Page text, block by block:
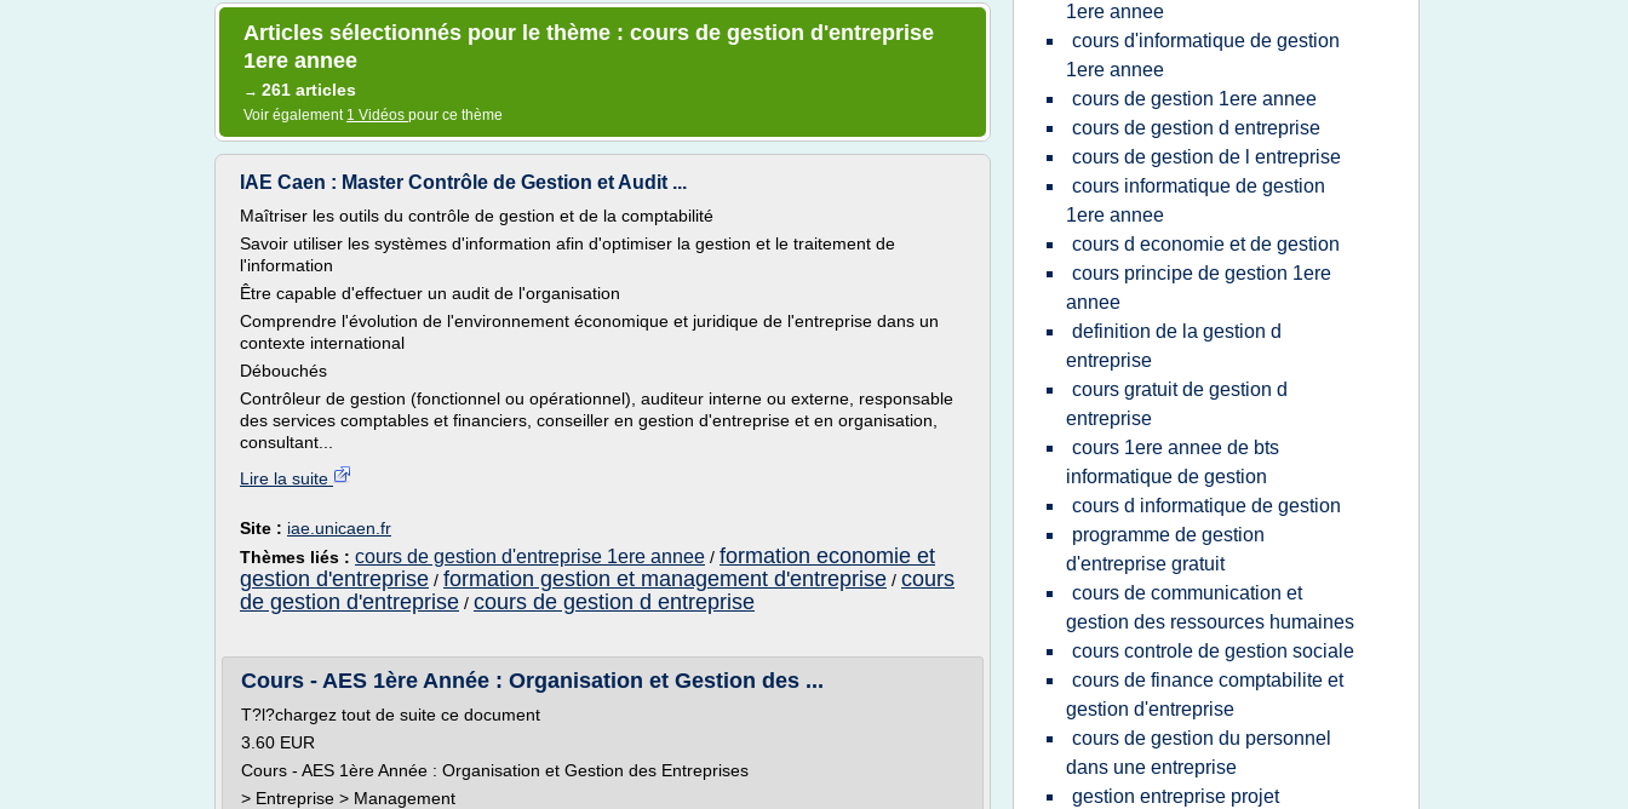
Articles sélectionnés pour le thème : cours de gestion d'entreprise
1ere annee
→ 261 articles
Voir également 1 Vidéos pour ce thème
IAE Caen : Master Contrôle de Gestion et Audit ...
Maîtriser les outils du contrôle de gestion et de la comptabilité
Savoir utiliser les systèmes d'information afin d'optimiser la gestion et le traitement de
l'information
Être capable d'effectuer un audit de l'organisation
Comprendre l'évolution de l'environnement économique et juridique de l'entreprise dans un
contexte international
Débouchés
Contrôleur de gestion (fonctionnel ou opérationnel), auditeur interne ou externe, responsable
des services comptables et financiers, conseiller en gestion d'entreprise et en organisation,
consultant...
Lire la suite
Site : iae.unicaen.fr
Thèmes liés : cours de gestion d'entreprise 1ere annee / formation economie et
gestion d'entreprise / formation gestion et management d'entreprise / cours
de gestion d'entreprise / cours de gestion d entreprise
Cours - AES 1ère Année : Organisation et Gestion des ...
T?l?chargez tout de suite ce document
3.60 EUR
Cours - AES 1ère Année : Organisation et Gestion des Entreprises
> Entreprise > Management
1ere annee
cours d'informatique de gestion
1ere annee
cours de gestion 1ere annee
cours de gestion d entreprise
cours de gestion de l entreprise
cours informatique de gestion
1ere annee
cours d economie et de gestion
cours principe de gestion 1ere
annee
definition de la gestion d
entreprise
cours gratuit de gestion d
entreprise
cours 1ere annee de bts
informatique de gestion
cours d informatique de gestion
programme de gestion
d'entreprise gratuit
cours de communication et
gestion des ressources humaines
cours controle de gestion sociale
cours de finance comptabilite et
gestion d'entreprise
cours de gestion du personnel
dans une entreprise
gestion entreprise projet